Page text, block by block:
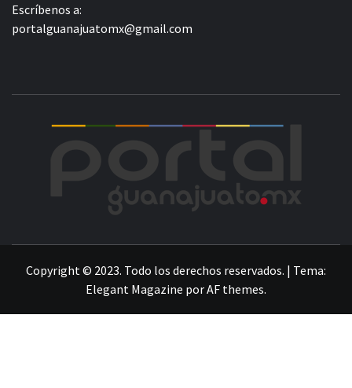
Escríbenos a:
portalguanajuatomx@gmail.com
Copyright © 2023. Todo los derechos reservados. | Tema:
Elegant Magazine porAF themes.